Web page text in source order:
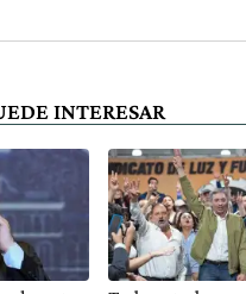
INTERESAR